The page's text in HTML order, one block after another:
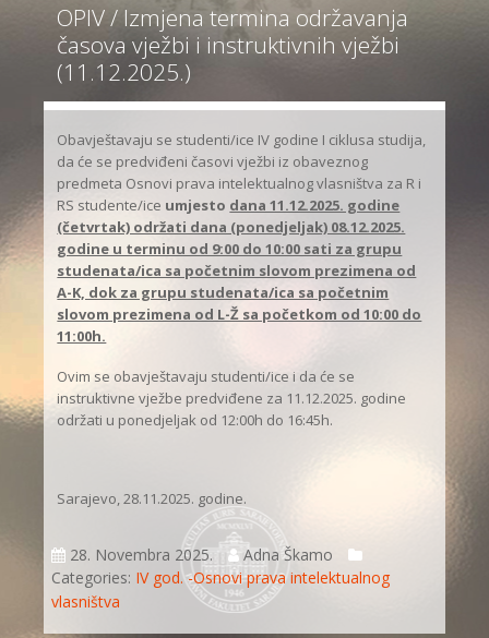
OPIV / Izmjena termina održavanja
časova vježbi i instruktivnih vježbi
(11.12.2025.)
Obavještavaju se studenti/ice IV godine I ciklusa studija,
da će se predviđeni časovi vježbi iz obaveznog
predmeta Osnovi prava intelektualnog vlasništva za R i
RS studente/ice umjesto dana 11.12.2025. godine
(četvrtak) održati dana (ponedjeljak) 08.12.2025.
godine u terminu od 9:00 do 10:00 sati za grupu
studenata/ica sa početnim slovom prezimena od
A-K, dok za grupu studenata/ica sa početnim
slovom prezimena od L-Ž sa početkom od 10:00 do
11:00h.
Ovim se obavještavaju studenti/ice i da će se
instruktivne vježbe predviđene za 11.12.2025. godine
održati u ponedjeljak od 12:00h do 16:45h.
Sarajevo, 28.11.2025. godine.
28. Novembra 2025.
Adna Škamo
Categories: IV god. -Osnovi prava intelektualnog
vlasništva